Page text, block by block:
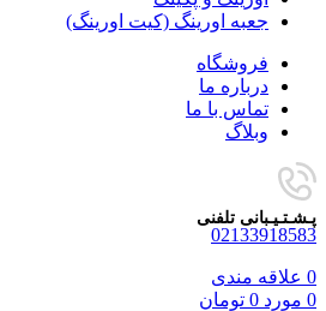
جعبه اورینگ (کیت اورینگ)
فروشگاه
درباره ما
تماس با ما
وبلاگ
پـشـتـیـبانی تلفنی
02133918583
0 علاقه مندی
0 مورد 0 تومان